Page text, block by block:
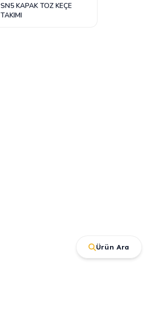
SN5 KAPAK TOZ KEÇE
TAKIMI
Ürün Ara